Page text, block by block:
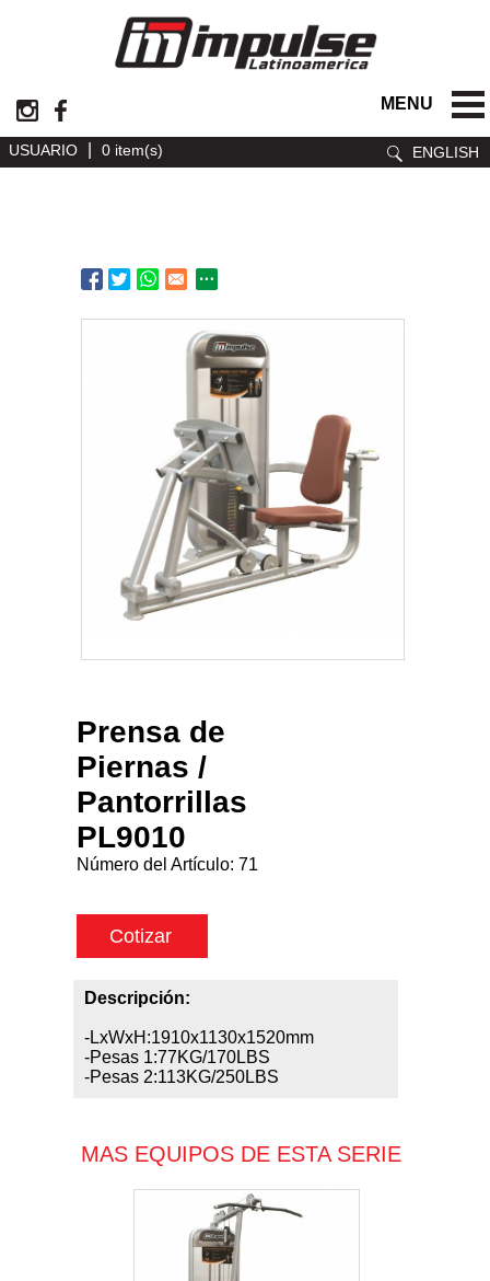
MENU
ENGLISH
USUARIO 0 item(s)
Prensa de
Piernas /
Pantorrillas
PL9010
Número del Artículo: 71
Cotizar
Descripción:
-LxWxH:1910x1130x1520mm
-Pesas 1:77KG/170LBS
-Pesas 2:113KG/250LBS
MAS EQUIPOS DE ESTA SERIE